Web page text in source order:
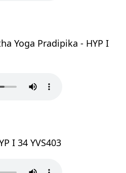
Yoga Pradipika - HYP I
I 34 YVS403